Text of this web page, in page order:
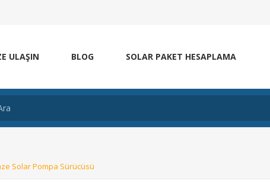
ULAŞIN BLOG SOLAR PAKET HESAPLAMA
Solar Pompa Sürücüsü